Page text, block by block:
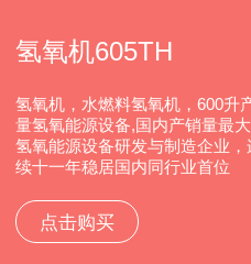
氢氧机605TH
氢氧机，水燃料氢氧机，600升
量氢氧能源设备,国内产销量最
氢氧能源设备研发与制造企业，
续十一年稳居国内同行业首位
点击购买